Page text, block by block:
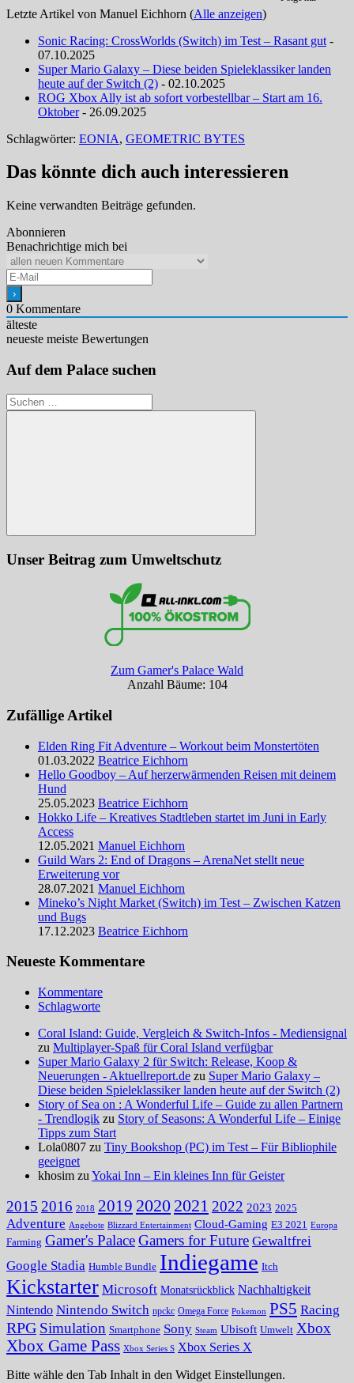
Letzte Artikel von Manuel Eichhorn (Alle anzeigen)
Sonic Racing: CrossWorlds (Switch) im Test – Rasant gut -
07.10.2025
Super Mario Galaxy – Diese beiden Spieleklassiker landen
heute auf der Switch (2) - 02.10.2025
ROG Xbox Ally ist ab sofort vorbestellbar – Start am 16.
Oktober- 26.09.2025
Schlagwörter: EONIA, GEOMETRIC BYTES
Das könnte dich auch interessieren
Keine verwandten Beiträge gefunden.
Abonnieren
Benachrichtige mich bei
0 Kommentare
älteste
neueste meiste Bewertungen
Auf dem Palace suchen
Suchen
nach:
Suchen
Unser Beitrag zum Umweltschutz
Zum Gamer's Palace Wald
Anzahl Bäume: 104
Zufällige Artikel
Elden Ring Fit Adventure – Workout beim Monstertöten
01.03.2022 Beatrice Eichhorn
Hello Goodboy – Auf herzerwärmenden Reisen mit deinem
Hund
25.05.2023 Beatrice Eichhorn
Hokko Life – Kreatives Stadtleben startet im Juni in Early
Access
12.05.2021 Manuel Eichhorn
Guild Wars 2: End of Dragons – ArenaNet stellt neue
Erweiterung vor
28.07.2021 Manuel Eichhorn
Mineko’s Night Market (Switch) im Test – Zwischen Katzen
und Bugs
17.12.2023 Beatrice Eichhorn
Neueste Kommentare
Kommentare
Schlagworte
Coral Island: Guide, Vergleich & Switch-Infos - Mediensignal
zu Multiplayer-Spaß für Coral Island verfügbar
Super Mario Galaxy 2 für Switch: Release, Koop &
Neuerungen - Aktuellreport.de zu Super Mario Galaxy –
Diese beiden Spieleklassiker landen heute auf der Switch (2)
Story of Sea on : A Wonderful Life – Guide zu allen Partnern
- Trendlogik zu Story of Seasons: A Wonderful Life – Einige
Tipps zum Start
Lola0807 zu Tiny Bookshop (PC) im Test – Für Bibliophile
geeignet
khosim zu Yokai Inn – Ein kleines Inn für Geister
2015 2016 2018 2019 2020 2021 2022 2023 2025
Adventure Angebote Blizzard Entertainment Cloud-Gaming E3 2021 Europa
Farming Gamer's PalaceGamers for Future Gewaltfrei
Google Stadia Humble Bundle Indiegame Itch
Kickstarter Microsoft Monatsrückblick Nachhaltigkeit
Nintendo Nintendo Switch npckc Omega Force Pokemon PS5 Racing
RPG Simulation Smartphone Sony Steam Ubisoft Umwelt Xbox
Xbox Game Pass Xbox Series S Xbox Series X
Bitte wähle den Tab Inhalt in den Widget Einstellungen.